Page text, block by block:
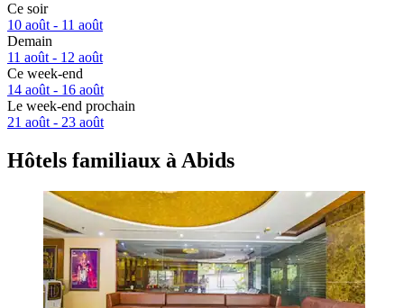
Ce soir
10 août - 11 août
Demain
11 août - 12 août
Ce week-end
14 août - 16 août
Le week-end prochain
21 août - 23 août
Hôtels familiaux à Abids